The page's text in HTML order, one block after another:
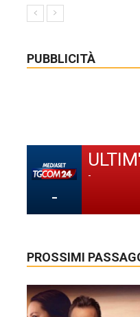
PUBBLICITÀ
-
-
PROSSIMI